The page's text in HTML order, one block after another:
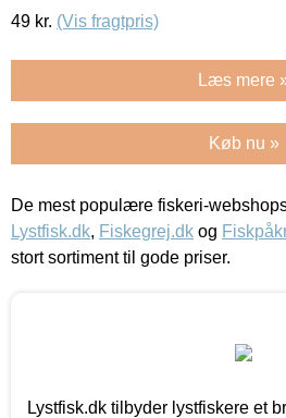
49 kr. (Vis fragtpris)
Læs mere
Køb nu »
De mest populære fiskeri-
Lystfisk.dk, Fiskegrej.dk og
stort sortiment til gode priser.
Lystfisk.dk tilbyder lystfiskere et